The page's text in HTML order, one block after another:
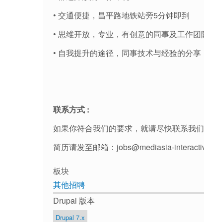
• 交通便捷，昌平路地铁站旁5分钟即到
• 思维开放，专业，有创意的同事及工作团
• 自我提升的途径，同事技术与经验的分享
联系方式 :
如果你符合我们的要求，就请尽快联系我
简历请发至邮箱：jobs@mediasia-
板块
其他招聘
Drupal 版本
Drupal 7.x